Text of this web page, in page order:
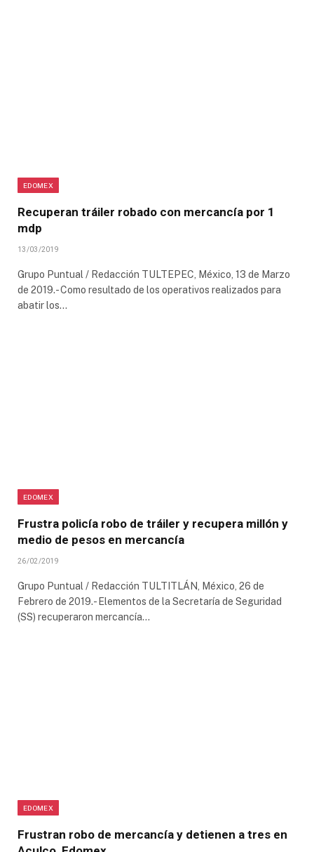
EDOMEX
Recuperan tráiler robado con mercancía por 1
mdp
13/03/2019
Grupo Puntual / Redacción TULTEPEC, México, 13 de Marzo
de 2019.- Como resultado de los operativos realizados para
abatir los…
EDOMEX
Frustra policía robo de tráiler y recupera millón y
medio de pesos en mercancía
26/02/2019
Grupo Puntual / Redacción TULTITLÁN, México, 26 de
Febrero de 2019.- Elementos de la Secretaría de Seguridad
(SS) recuperaron mercancía…
EDOMEX
Frustran robo de mercancía y detienen a tres en